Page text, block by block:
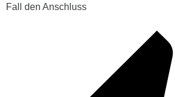
Fall den Anschluss